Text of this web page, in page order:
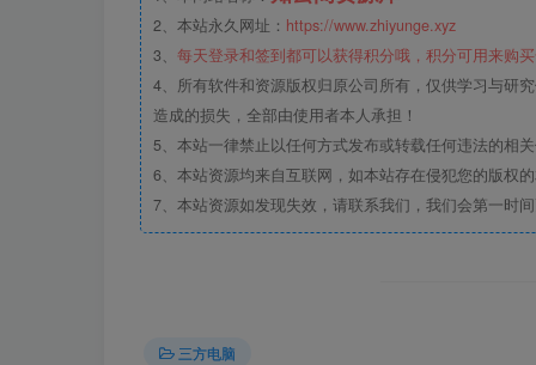
2、本站永久网址： https://www.zhiyunge.xyz
3、 每天登录和签到都可以获得积分哦，积分可用来购
4、所有软件和资源版权归原公司所有，仅供学习与研
造成的损失，全部由使用者本人承担！
5、本站一律禁止以任何方式发布或转载任何违法的相
6、本站资源均来自互联网，如本站存在侵犯您的版权
7、本站资源如发现失效，请联系我们，我们会第一时
三方电脑